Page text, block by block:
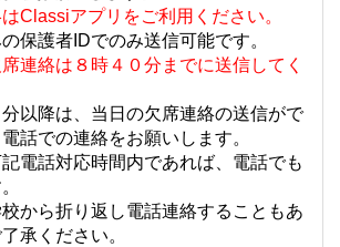
Classiアプリをご利用ください。
護者IDでのみ送信可能です。
連絡は８時４０分までに送信してく
降は、当日の欠席連絡の送信がで
話での連絡をお願いします。
話対応時間内であれば、電話でも
ら折り返し電話連絡することもあ
承ください。